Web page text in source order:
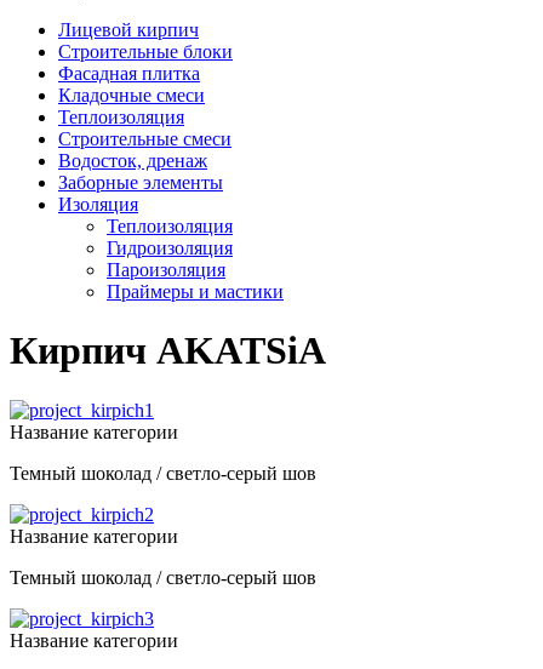
Лицевой кирпич
Строительные блоки
Фасадная плитка
Кладочные смеси
Теплоизоляция
Строительные смеси
Водосток, дренаж
Заборные элементы
Изоляция
Теплоизоляция
Гидроизоляция
Пароизоляция
Праймеры и мастики
Кирпич AKATSiA
Название категории
Темный шоколад / светло-серый шов
Название категории
Темный шоколад / светло-серый шов
Название категории